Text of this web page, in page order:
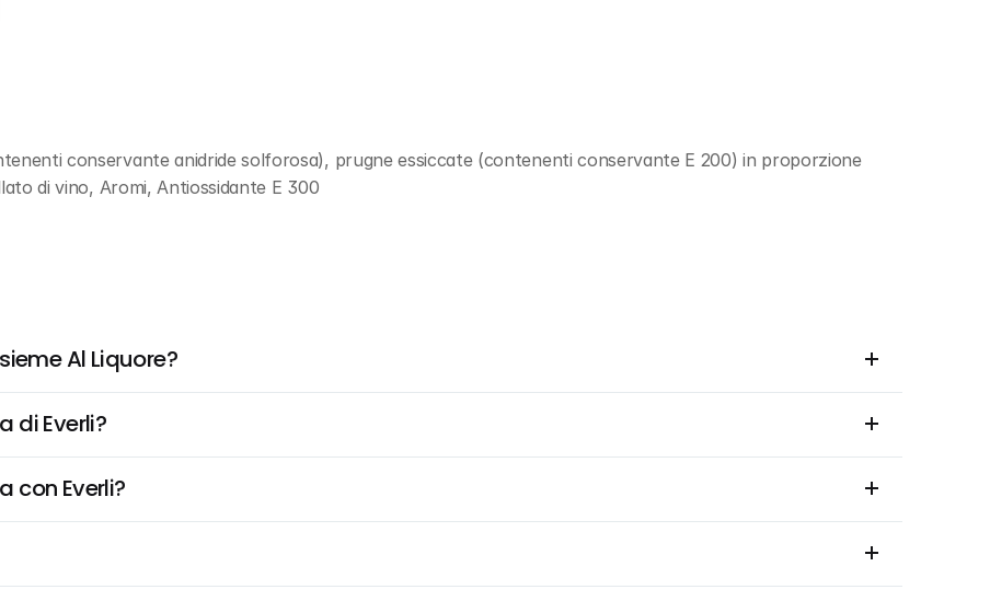
conservante anidride solforosa), prugne essiccate (contenenti conservante E 200) in proporzione
di vino, Aromi, Antiossidante E 300
Al Liquore?
di Everli?
con Everli?